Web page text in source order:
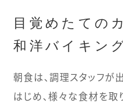
目覚めたての
和洋バイキン
朝食は、調理スタッフが
はじめ、様々な食材を取